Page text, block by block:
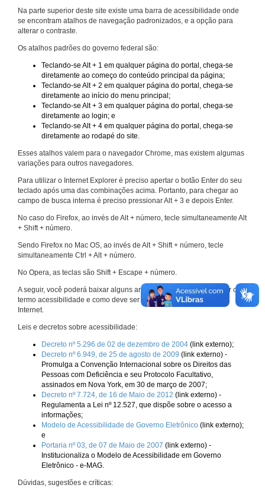
Na parte superior deste site existe uma barra de acessibilidade onde
se encontram atalhos de navegação padronizados, e a opção para
alterar o contraste.
Os atalhos padrões do governo federal são:
Teclando-se Alt + 1 em qualquer página do portal, chega-se
diretamente ao começo do conteúdo principal da página;
Teclando-se Alt + 2 em qualquer página do portal, chega-se
diretamente ao início do menu principal;
Teclando-se Alt + 3 em qualquer página do portal, chega-se
diretamente ao login; e
Teclando-se Alt + 4 em qualquer página do portal, chega-se
diretamente ao rodapé do site.
Esses atalhos valem para o navegador Chrome, mas existem algumas
variações para outros navegadores.
Para utilizar o Internet Explorer é preciso apertar o botão Enter do seu
teclado após uma das combinações acima. Portanto, para chegar ao
campo de busca interna é preciso pressionar Alt + 3 e depois Enter.
No caso do Firefox, ao invés de Alt + número, tecle simultaneamente Alt
+ Shift + número.
Sendo Firefox no Mac OS, ao invés de Alt + Shift + número, tecle
simultaneamente Ctrl + Alt + número.
No Opera, as teclas são Shift + Escape + número.
A seguir, você poderá baixar alguns arquivos que explicam melhor o
termo acessibilidade e como deve ser implementado nos sites da
Internet.
Leis e decretos sobre acessibilidade:
Decreto nº 5.296 de 02 de dezembro de 2004 (link externo);
Decreto nº 6.949, de 25 de agosto de 2009 (link externo) -
Promulga a Convenção Internacional sobre os Direitos das
Pessoas com Deficiência e seu Protocolo Facultativo,
assinados em Nova York, em 30 de março de 2007;
Decreto nº 7.724, de 16 de Maio de 2012 (link externo) -
Regulamenta a Lei nº 12.527, que dispõe sobre o acesso a
informações;
Modelo de Acessibilidade de Governo Eletrônico (link externo);
e
Portaria nº 03, de 07 de Maio de 2007 (link externo) -
Institucionaliza o Modelo de Acessibilidade em Governo
Eletrônico - e-MAG.
Dúvidas, sugestões e críticas: